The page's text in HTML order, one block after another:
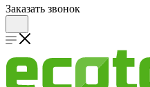
Заказать звонок